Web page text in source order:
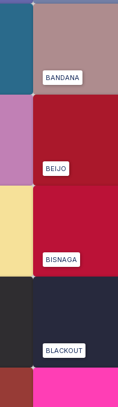
BANDANA
BEIJO
BISNAGA
BLACKOUT